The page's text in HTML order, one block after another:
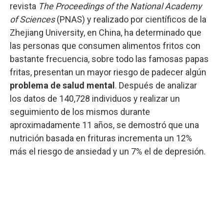
revista The Proceedings of the National Academy
of Sciences(PNAS) y realizado por científicos de la
Zhejiang University, en China, ha determinado que
las personas que consumen alimentos fritos con
bastante frecuencia, sobre todo las famosas papas
fritas, presentan un mayor riesgo de padecer algún
problema de salud mental . Después de analizar
los datos de 140,728 individuos y realizar un
seguimiento de los mismos durante
aproximadamente 11 años, se demostró que una
nutrición basada en frituras incrementa un 12%
más el riesgo de ansiedad y un 7% el de depresión.